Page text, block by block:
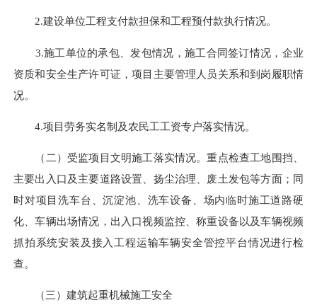
2.建设单位工程支付款担保和工程预付款执行情况。
3.施工单位的承包、发包情况，施工合同签订情况，企业
资质和安全生产许可证，项目主要管理人员关系和到岗履职情
况。
4.项目劳务实名制及农民工工资专户落实情况。
（二）受监项目文明施工落实情况。重点检查工地围挡、
主要出入口及主要道路设置、扬尘治理、废土发包等方面；同
时对项目洗车台、沉淀池、洗车设备、场内临时施工道路硬
化、车辆出场情况，出入口视频监控、称重设备以及车辆视频
抓拍系统安装及接入工程运输车辆安全管控平台情况进行检
查。
（三）建筑起重机械施工安全